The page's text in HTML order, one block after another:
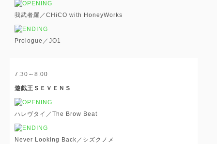
我武者羅／CHiCO with HoneyWorks
Prologue／JO1
7:30～8:00
遊戯王ＳＥＶＥＮＳ
ハレヴタイ／The Brow Beat
Never Looking Back／シズクノメ